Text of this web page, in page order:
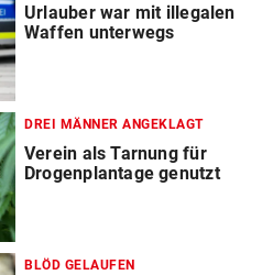
Urlauber war mit illegalen
Waffen unterwegs
DREI MÄNNER ANGEKLAGT
Verein als Tarnung für
Drogenplantage genutzt
BLÖD GELAUFEN